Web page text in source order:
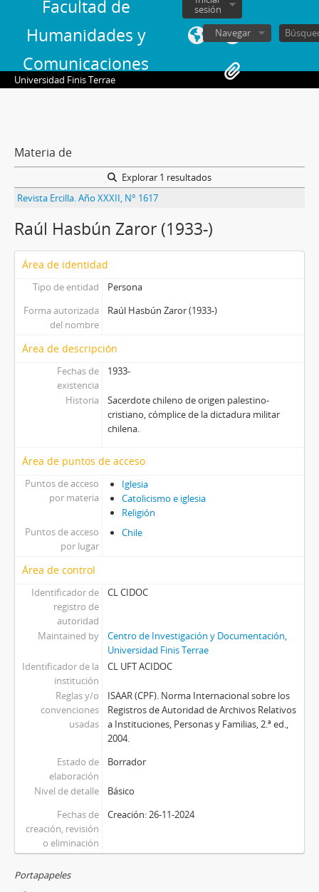
Facultad de
Humanidades y
Comunicaciones
sesión
Navegar
Universidad Finis Terrae
Materia de
Explorar 1 resultados
Revista Ercilla. Año XXXII, N° 1617
Raúl Hasbún Zaror (1933-)
Área de identidad
Tipo de entidad
Persona
Forma autorizada
del nombre
Raúl Hasbún Zaror (1933-)
Área de descripción
Fechas de
existencia
1933-
Historia
Sacerdote chileno de origen palestino-
cristiano, cómplice de la dictadura militar
chilena.
Área de puntos de acceso
Puntos de acceso
por materia
Iglesia
Catolicismo e iglesia
Religión
Puntos de acceso
por lugar
Chile
Área de control
Identificador de
registro de
autoridad
CL CIDOC
Maintained by
Centro de Investigación y Documentación,
Universidad Finis Terrae
Identificador de la
institución
CL UFT ACIDOC
Reglas y/o
convenciones
usadas
ISAAR (CPF). Norma Internacional sobre los
Registros de Autoridad de Archivos Relativos
a Instituciones, Personas y Familias, 2.ª ed.,
2004.
Estado de
elaboración
Borrador
Nivel de detalle
Básico
Fechas de
creación, revisión
o eliminación
Creación: 26-11-2024
Portapapeles